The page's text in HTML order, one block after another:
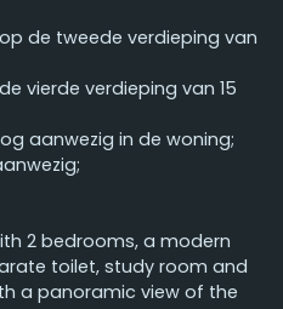
de tweede verdieping van
vierde verdieping van 15
aanwezig in de woning;
2 bedrooms, a modern
toilet, study room and
a panoramic view of the